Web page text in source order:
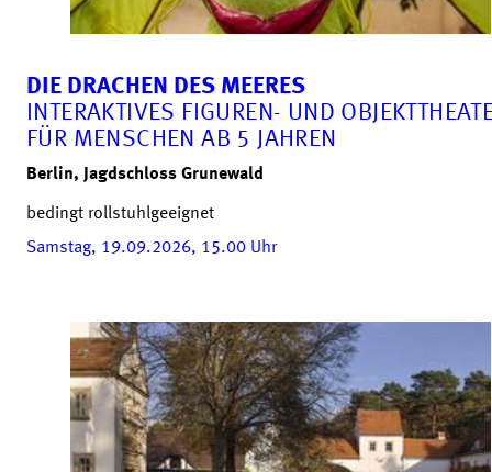
DIE DRACHEN DES MEERES
INTERAKTIVES FIGUREN- UND
FÜR MENSCHEN AB 5 JAHREN
Berlin, Jagdschloss Grunewald
bedingt rollstuhlgeeignet
Samstag, 19.09.2026, 15.00 Uhr